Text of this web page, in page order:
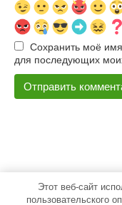
Сохранить моё
для последующих
© 2026 500pokupok
Этот веб-сайт
пользовательского